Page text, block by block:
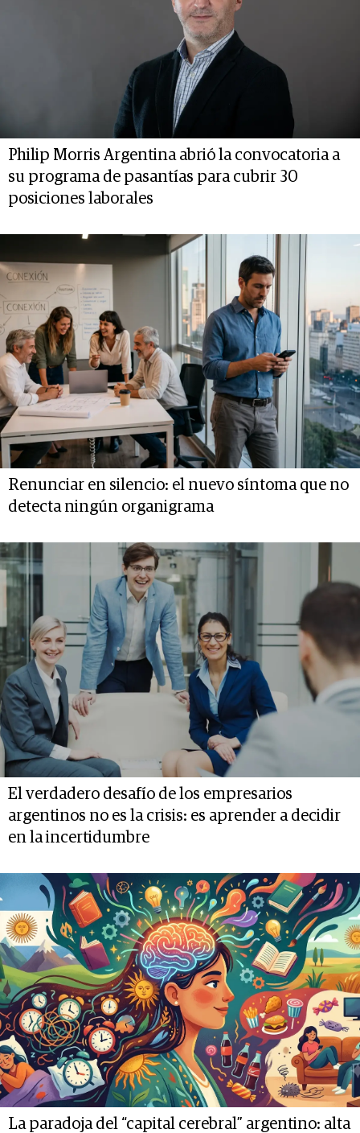
Philip Morris Argentina abrió la convocatoria a
su programa de pasantías para cubrir 30
posiciones laborales
Renunciar en silencio: el nuevo síntoma que no
detecta ningún organigrama
El verdadero desafío de los empresarios
argentinos no es la crisis: es aprender a decidir
en la incertidumbre
La paradoja del “capital cerebral” argentino: alta